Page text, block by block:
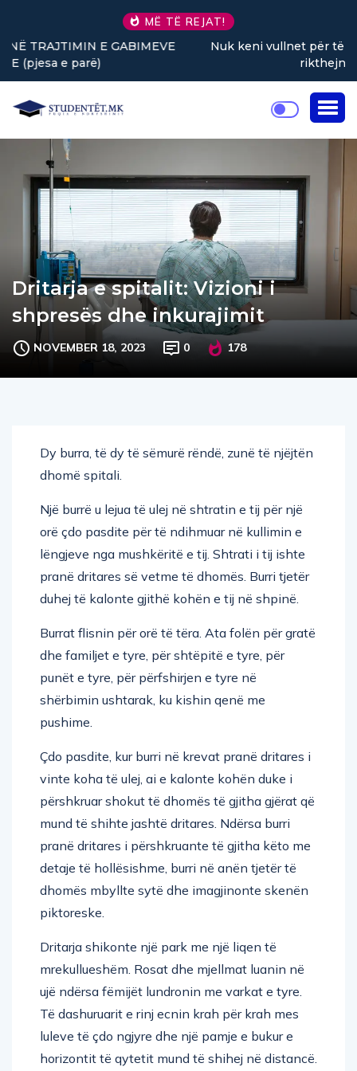
MË TË REJAT!
Nuk keni vullnet për të punuar? Tre truke të vogla
Dritarja e spitalit: Vizioni i
shpresës dhe inkurajimit
NOVEMBER 18, 2023 0 178
Dy burra, të dy të sëmurë rëndë, zunë të njëjtën
dhomë spitali.
Një burrë u lejua të ulej në shtratin e tij për një
orë çdo pasdite për të ndihmuar në kullimin e
lëngjeve nga mushkëritë e tij. Shtrati i tij ishte
pranë dritares së vetme të dhomës. Burri tjetër
duhej të kalonte gjithë kohën e tij në shpinë.
Burrat flisnin për orë të tëra. Ata folën për gratë
dhe familjet e tyre, për shtëpitë e tyre, për
punët e tyre, për përfshirjen e tyre në
shërbimin ushtarak, ku kishin qenë me
pushime.
Çdo pasdite, kur burri në krevat pranë dritares i
vinte koha të ulej, ai e kalonte kohën duke i
përshkruar shokut të dhomës të gjitha gjërat që
mund të shihte jashtë dritares. Ndërsa burri
pranë dritares i përshkruante të gjitha këto me
detaje të hollësishme, burri në anën tjetër të
dhomës mbyllte sytë dhe imagjinonte skenën
piktoreske.
Dritarja shikonte një park me një liqen të
mrekullueshëm. Rosat dhe mjellmat luanin në
ujë ndërsa fëmijët lundronin me varkat e tyre.
Të dashuruarit e rinj ecnin krah për krah mes
luleve të çdo ngjyre dhe një pamje e bukur e
horizontit të qytetit mund të shihej në distancë.